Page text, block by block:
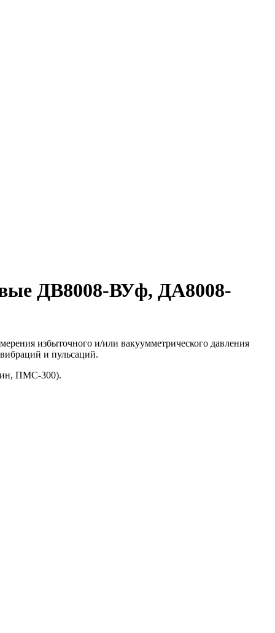
ДВ8008-ВУф, ДА8008-
избыточного и/или вакуумметрического давления
и пульсаций.
ПМС-300).